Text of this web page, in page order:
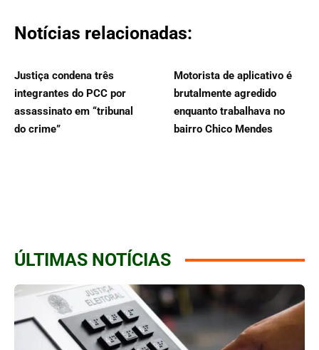
Notícias relacionadas:
Justiça condena três
integrantes do PCC por
assassinato em “tribunal
do crime”
Motorista de aplicativo é
brutalmente agredido
enquanto trabalhava no
bairro Chico Mendes
ÚLTIMAS NOTÍCIAS